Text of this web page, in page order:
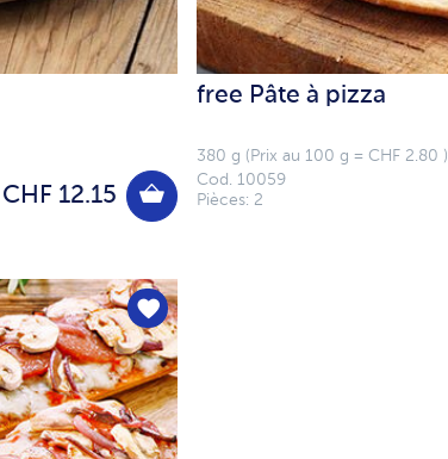
CHF 12.15
free Pâte à pizza
380 g (Prix au 100 g = CHF 2.80 )
Cod. 10059
Pièces: 2